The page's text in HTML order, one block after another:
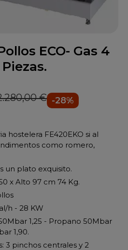
ECO- Gas 4
€ -28%
hostelera FE420EKO si al
como romero,
un plato exquisito.
x Alto 97 cm 74 Kg.
h - 28 KW
1,25 - Propano 50Mbar
1,90.
3 pinchos centrales y 2